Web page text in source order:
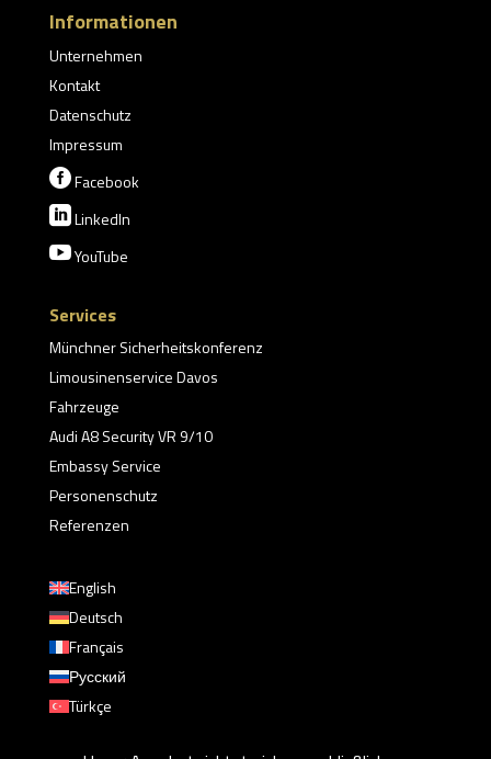
Informationen
Unternehmen
Kontakt
Datenschutz
Impressum
Facebook
LinkedIn
YouTube
Services
Münchner Sicherheitskonferenz
Limousinenservice Davos
Fahrzeuge
Audi A8 Security VR 9/10
Embassy Service
Personenschutz
Referenzen
English
Deutsch
Français
Русский
Türkçe